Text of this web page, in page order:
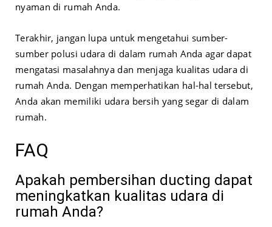
nyaman di rumah Anda.
Terakhir, jangan lupa untuk mengetahui sumber-
sumber polusi udara di dalam rumah Anda agar dapat
mengatasi masalahnya dan menjaga kualitas udara di
rumah Anda. Dengan memperhatikan hal-hal tersebut,
Anda akan memiliki udara bersih yang segar di dalam
rumah.
FAQ
Apakah pembersihan ducting dapat
meningkatkan kualitas udara di
rumah Anda?